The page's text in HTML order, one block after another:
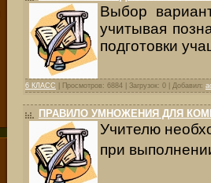
Выбор
учитывая
подготовки
6 КЛАСС | Просмотров: 6884 | Загрузок: 0 | Добавил:
ПРАВИЛО УМНОЖЕНИЯ ДЛЯ
Учителю
при